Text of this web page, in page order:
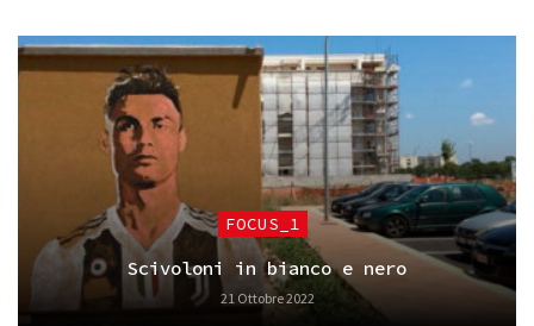
FOCUS_1
Scivoloni in bianco e nero
21 Ottobre 2022